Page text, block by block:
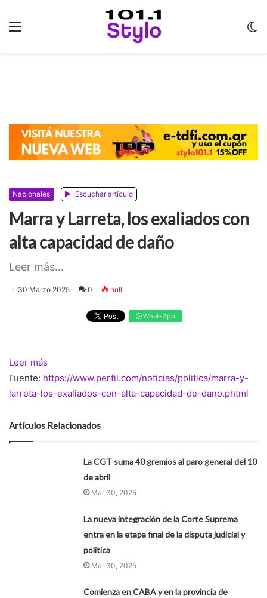
Nacionales Escuchar artículo
Marra y Larreta, los exaliados con
alta capacidad de daño
Leer más...
30 Marzo 2025 0 null
WhatsApp
Leer más
Fuente: https://www.perfil.com/noticias/politica/marra-y-
larreta-los-exaliados-con-alta-capacidad-de-dano.phtml
Artículos Relacionados
La CGT suma 40 gremios al paro general del 10
de abril
Mar 30, 2025
La nueva integración de la Corte Suprema
entra en la etapa final de la disputa judicial y
política
Mar 30, 2025
Comienza en CABA y en la provincia de